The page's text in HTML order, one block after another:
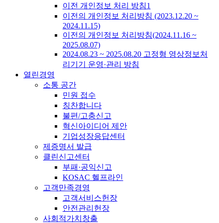
이전 개인정보 처리 방침1
이전의 개인정보 처리방침 (2023.12.20 ~
2024.11.15)
이전의 개인정보 처리방침(2024.11.16 ~
2025.08.07)
2024.08.23 ~ 2025.08.20 고정형 영상정보처
리기기 운영·관리 방침
열린경영
소통 공간
민원 접수
칭찬합니다
불편/고충신고
혁신아이디어 제안
기업성장응답센터
제증명서 발급
클린신고센터
부패·공익신고
KOSAC 헬프라인
고객만족경영
고객서비스헌장
안전관리헌장
사회적가치창출